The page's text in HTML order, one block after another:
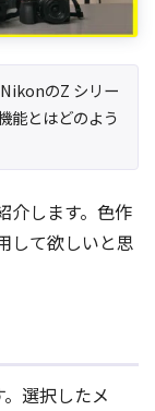
のZ シリー
能とはどのよう
介します。色作
して欲しいと思
選択したメ